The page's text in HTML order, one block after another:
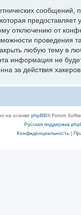
отключению от
проведения
любую тему в
информация не
за действия
на основе phpBB® Forum
Русская поддержка
Конфиденциальность|